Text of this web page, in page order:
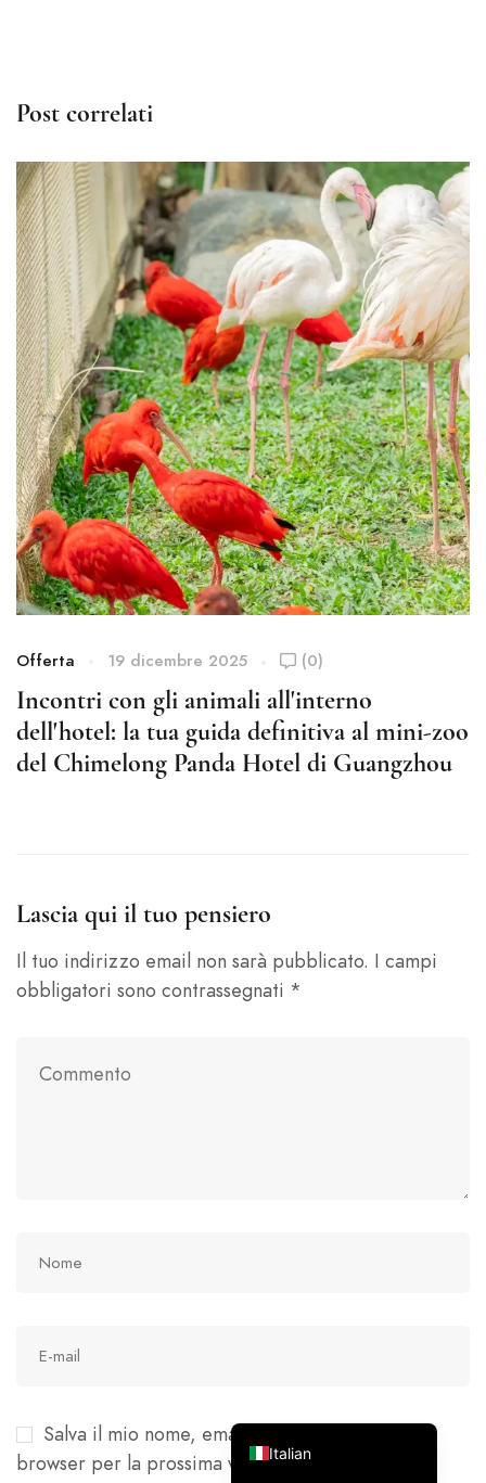
Post correlati
Offerta 19 dicembre 2025 (0)
Incontri con gli animali all'interno
dell'hotel: la tua guida definitiva al mini-zoo
del Chimelong Panda Hotel di Guangzhou
Lascia qui il tuo pensiero
Il tuo indirizzo email non sarà pubblicato. I campi
obbligatori sono contrassegnati *
Salva il mio nome, email e sito web in questo
browser per la prossima volta che commento.
Italian